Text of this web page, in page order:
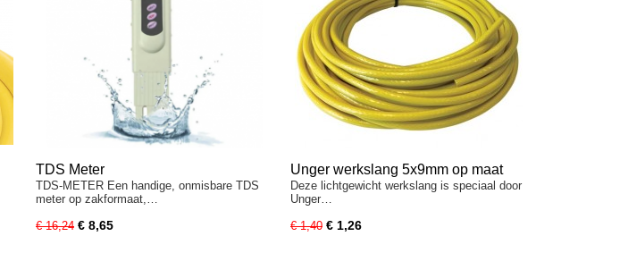
TDS Meter
TDS-METER Een handige, onmisbare TDS
meter op zakformaat,…
€ 16,24 € 8,65
Unger werkslang 5x9mm op maat
Deze lichtgewicht werkslang is speciaal door
Unger…
€ 1,40 € 1,26